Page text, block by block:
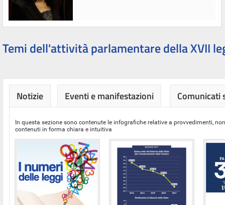
Temi dell'attività parlamentare della XVII
Notizie Eventi e manifestazioni Comunicati
In questa sezione sono contenute le infografiche relative a provvedimenti,
contenuti in forma chiara e intuitiva